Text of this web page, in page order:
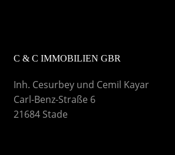
C & C IMMOBILIEN GBR
Inh. Cesurbey und Cemil Kayar
Carl-Benz-Straße 6
21684 Stade